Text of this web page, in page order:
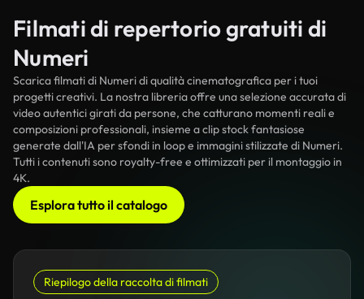
Filmati di repertorio gratuiti di
Numeri
Scarica filmati di Numeri di qualità cinematografica per i tuoi
progetti creativi. La nostra libreria offre una selezione accurata di
video autentici girati da persone, che catturano momenti reali e
composizioni professionali, insieme a clip stock fantasiose
generate dall'IA per sfondi in loop e immagini stilizzate di Numeri.
Tutti i contenuti sono royalty-free e ottimizzati per il montaggio in
4K.
Esplora tutto il catalogo
Riepilogo della raccolta di filmati